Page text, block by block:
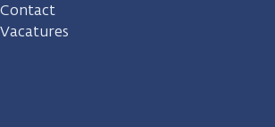
Contact
Vacatures